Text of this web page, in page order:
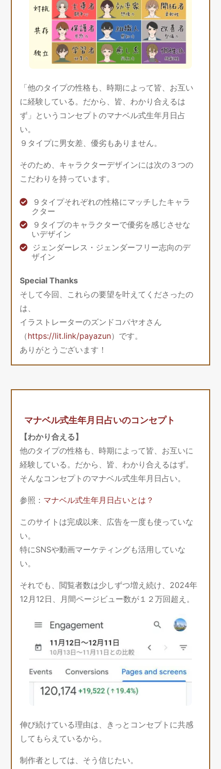
「他のタイプの性格も、時期によって皆、お互い
に経験している。だから、皆、わかり合えるは
ず」というコンセプトのマナベル式生年月日占
い。
９タイプに男女差、優劣もありません。
そのため、キャラクターデザインには次の３つの
こだわりを持っています。
９タイプそれぞれの性格にマッチしたキャラ
クター
９タイプのキャラクターで優劣を感じさせな
いデザイン
ジェンダーレス・ジェンダーフリー志向のデ
ザイン
Special Thanks
そして今回、これらの要望を叶えてくださったの
は、
イラストレーターのズンドコパヤオさん
（https://lit.link/payazun）です。
ありがとうございます！
マナベル式生年月日占いのコンセプト
【わかり合える】
他のタイプの性格も、時期によって皆、お互いに
経験している。だから、皆、わかり合えるはず。
そんなコンセプトのマナベル式生年月日占い。
参照： マナベル式生年月日占いとは？
このサイトは完成以来、広告を一度も使っていな
い。
特にSNSや動画マーケティングも活用していな
い。
それでも、閲覧者数は少しずつ増え続け、2024年
12月12日、月間ページビュー数が１２万回超え。
伸び続けている理由は、きっとコンセプトに共感
してもらえているから。
制作者としては、そう信じたい。